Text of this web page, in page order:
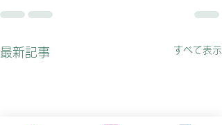
最新記事 すべて表示